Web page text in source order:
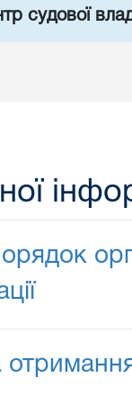
судової